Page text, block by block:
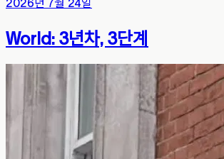
2026년 7월 24일
World: 3년차, 3단계